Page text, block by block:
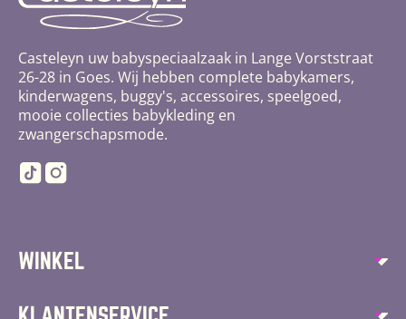
Casteleyn uw babyspeciaalzaak in Lange Vorststraat
26-28 in Goes. Wij hebben complete babykamers,
kinderwagens, buggy's, accessoires, speelgoed,
mooie collecties babykleding en
zwangerschapsmode.
TikTokInstagram
WINKEL
Autostoelen